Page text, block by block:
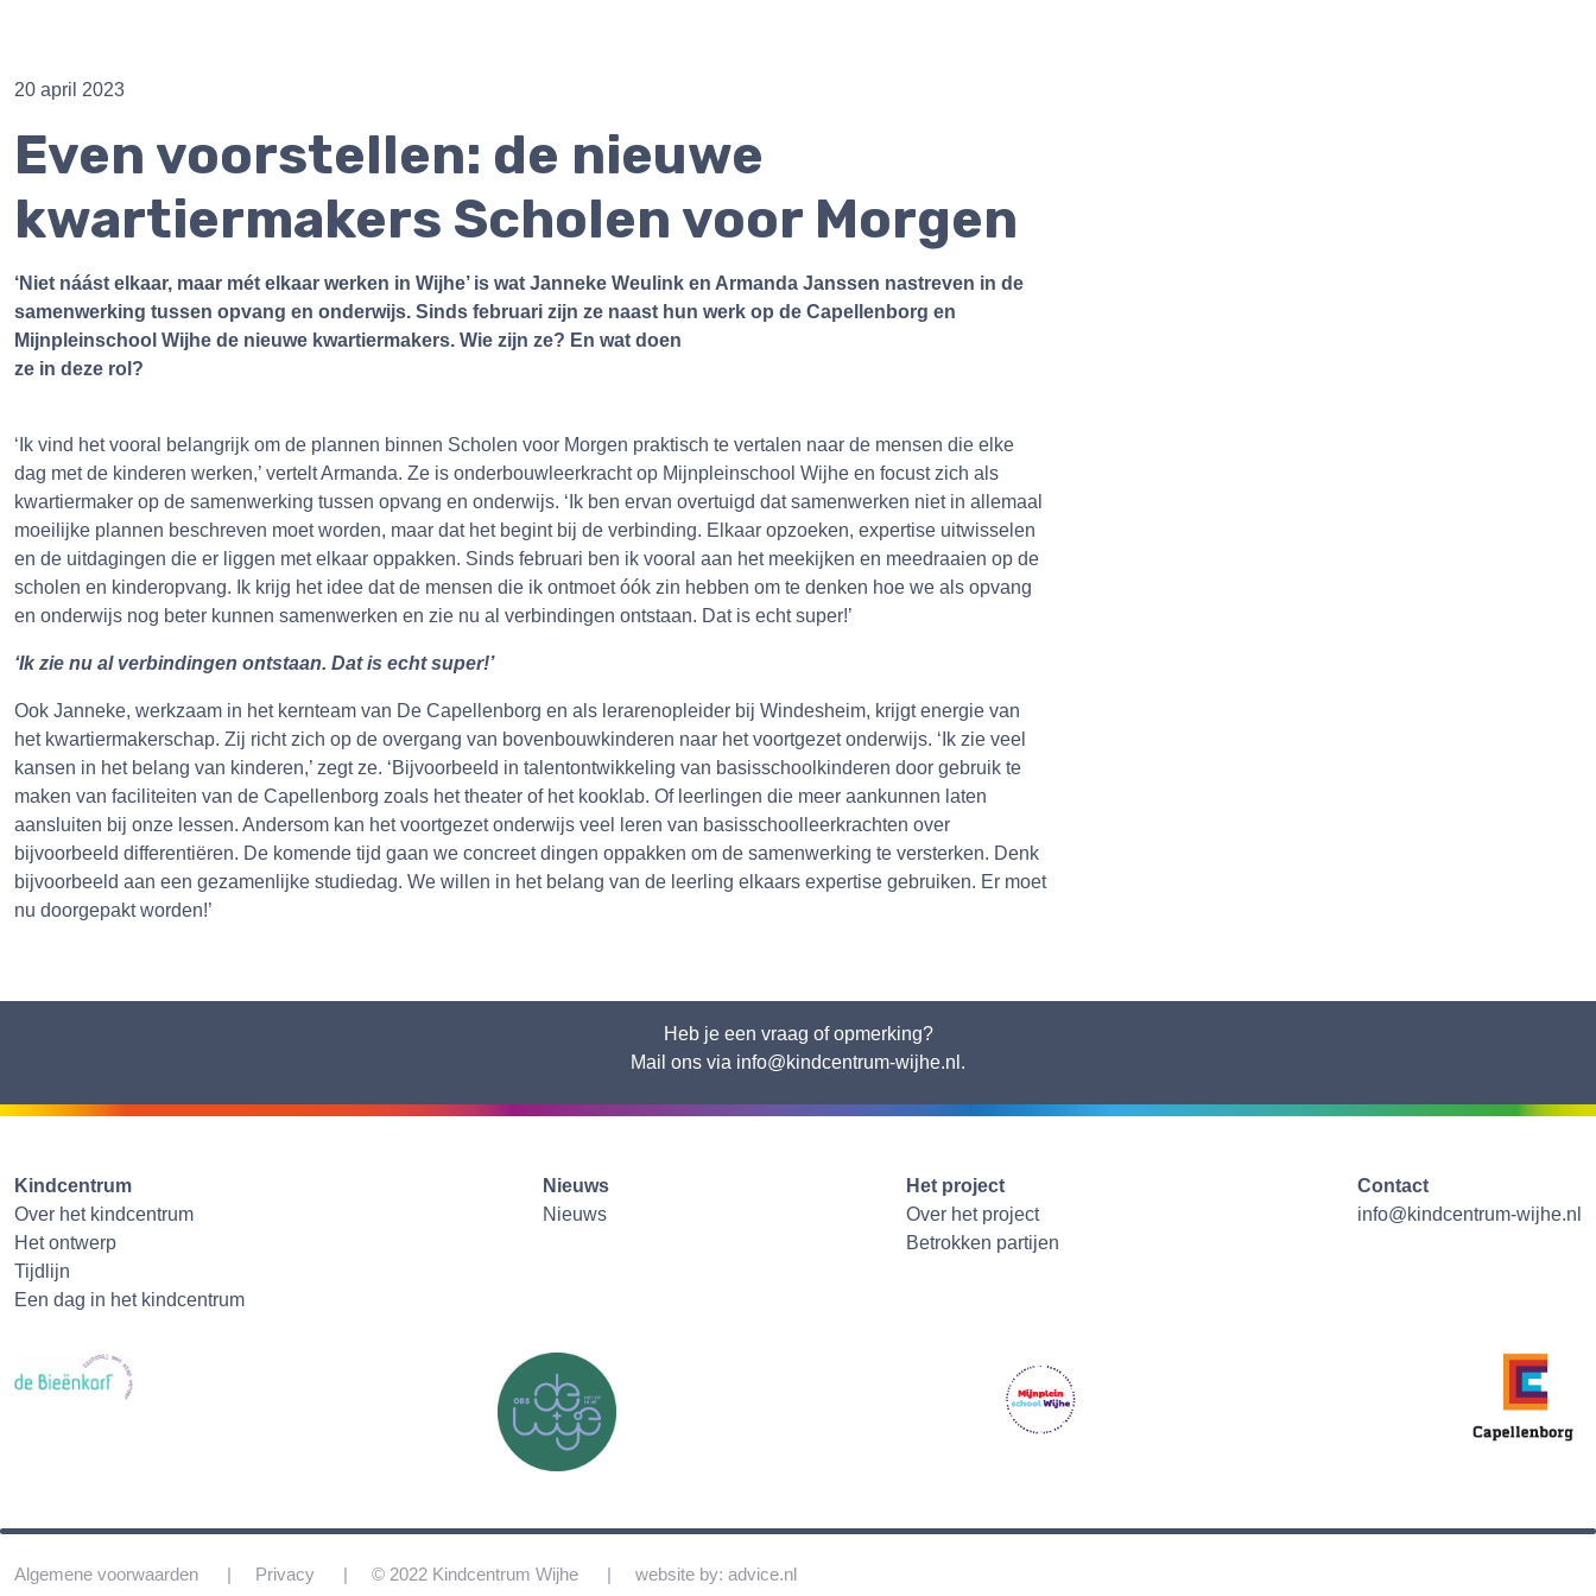
20 april 2023
Even voorstellen: de nieuwe
kwartiermakers Scholen voor Morgen
‘Niet náást elkaar, maar mét elkaar werken in Wijhe’ is wat Janneke Weulink en Armanda Janssen nastreven in de
samenwerking tussen opvang en onderwijs. Sinds februari zijn ze naast hun werk op de Capellenborg en
Mijnpleinschool Wijhe de nieuwe kwartiermakers. Wie zijn ze? En wat doen
ze in deze rol?
‘Ik vind het vooral belangrijk om de plannen binnen Scholen voor Morgen praktisch te vertalen naar de mensen die elke
dag met de kinderen werken,’ vertelt Armanda. Ze is onderbouwleerkracht op Mijnpleinschool Wijhe en focust zich als
kwartiermaker op de samenwerking tussen opvang en onderwijs. ‘Ik ben ervan overtuigd dat samenwerken niet in allemaal
moeilijke plannen beschreven moet worden, maar dat het begint bij de verbinding. Elkaar opzoeken, expertise uitwisselen
en de uitdagingen die er liggen met elkaar oppakken. Sinds februari ben ik vooral aan het meekijken en meedraaien op de
scholen en kinderopvang. Ik krijg het idee dat de mensen die ik ontmoet óók zin hebben om te denken hoe we als opvang
en onderwijs nog beter kunnen samenwerken en zie nu al verbindingen ontstaan. Dat is echt super!’
‘Ik zie nu al verbindingen ontstaan. Dat is echt super!’
Ook Janneke, werkzaam in het kernteam van De Capellenborg en als lerarenopleider bij Windesheim, krijgt energie van
het kwartiermakerschap. Zij richt zich op de overgang van bovenbouwkinderen naar het voortgezet onderwijs. ‘Ik zie veel
kansen in het belang van kinderen,’ zegt ze. ‘Bijvoorbeeld in talentontwikkeling van basisschoolkinderen door gebruik te
maken van faciliteiten van de Capellenborg zoals het theater of het kooklab. Of leerlingen die meer aankunnen laten
aansluiten bij onze lessen. Andersom kan het voortgezet onderwijs veel leren van basisschoolleerkrachten over
bijvoorbeeld differentiëren. De komende tijd gaan we concreet dingen oppakken om de samenwerking te versterken. Denk
bijvoorbeeld aan een gezamenlijke studiedag. We willen in het belang van de leerling elkaars expertise gebruiken. Er moet
nu doorgepakt worden!’
Heb je een vraag of opmerking?
Mail ons via info@kindcentrum-wijhe.nl.
Kindcentrum
Over het kindcentrum
Het ontwerp
Tijdlijn
Een dag in het kindcentrum
Nieuws
Nieuws
Het project
Over het project
Betrokken partijen
Contact
info@kindcentrum-wijhe.nl
Algemene voorwaarden Privacy © 2022 Kindcentrum Wijhe website by: advice.nl